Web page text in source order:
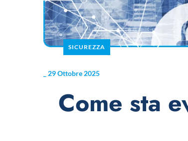
SICUREZZA
29 Ottobre 2025
Come sta